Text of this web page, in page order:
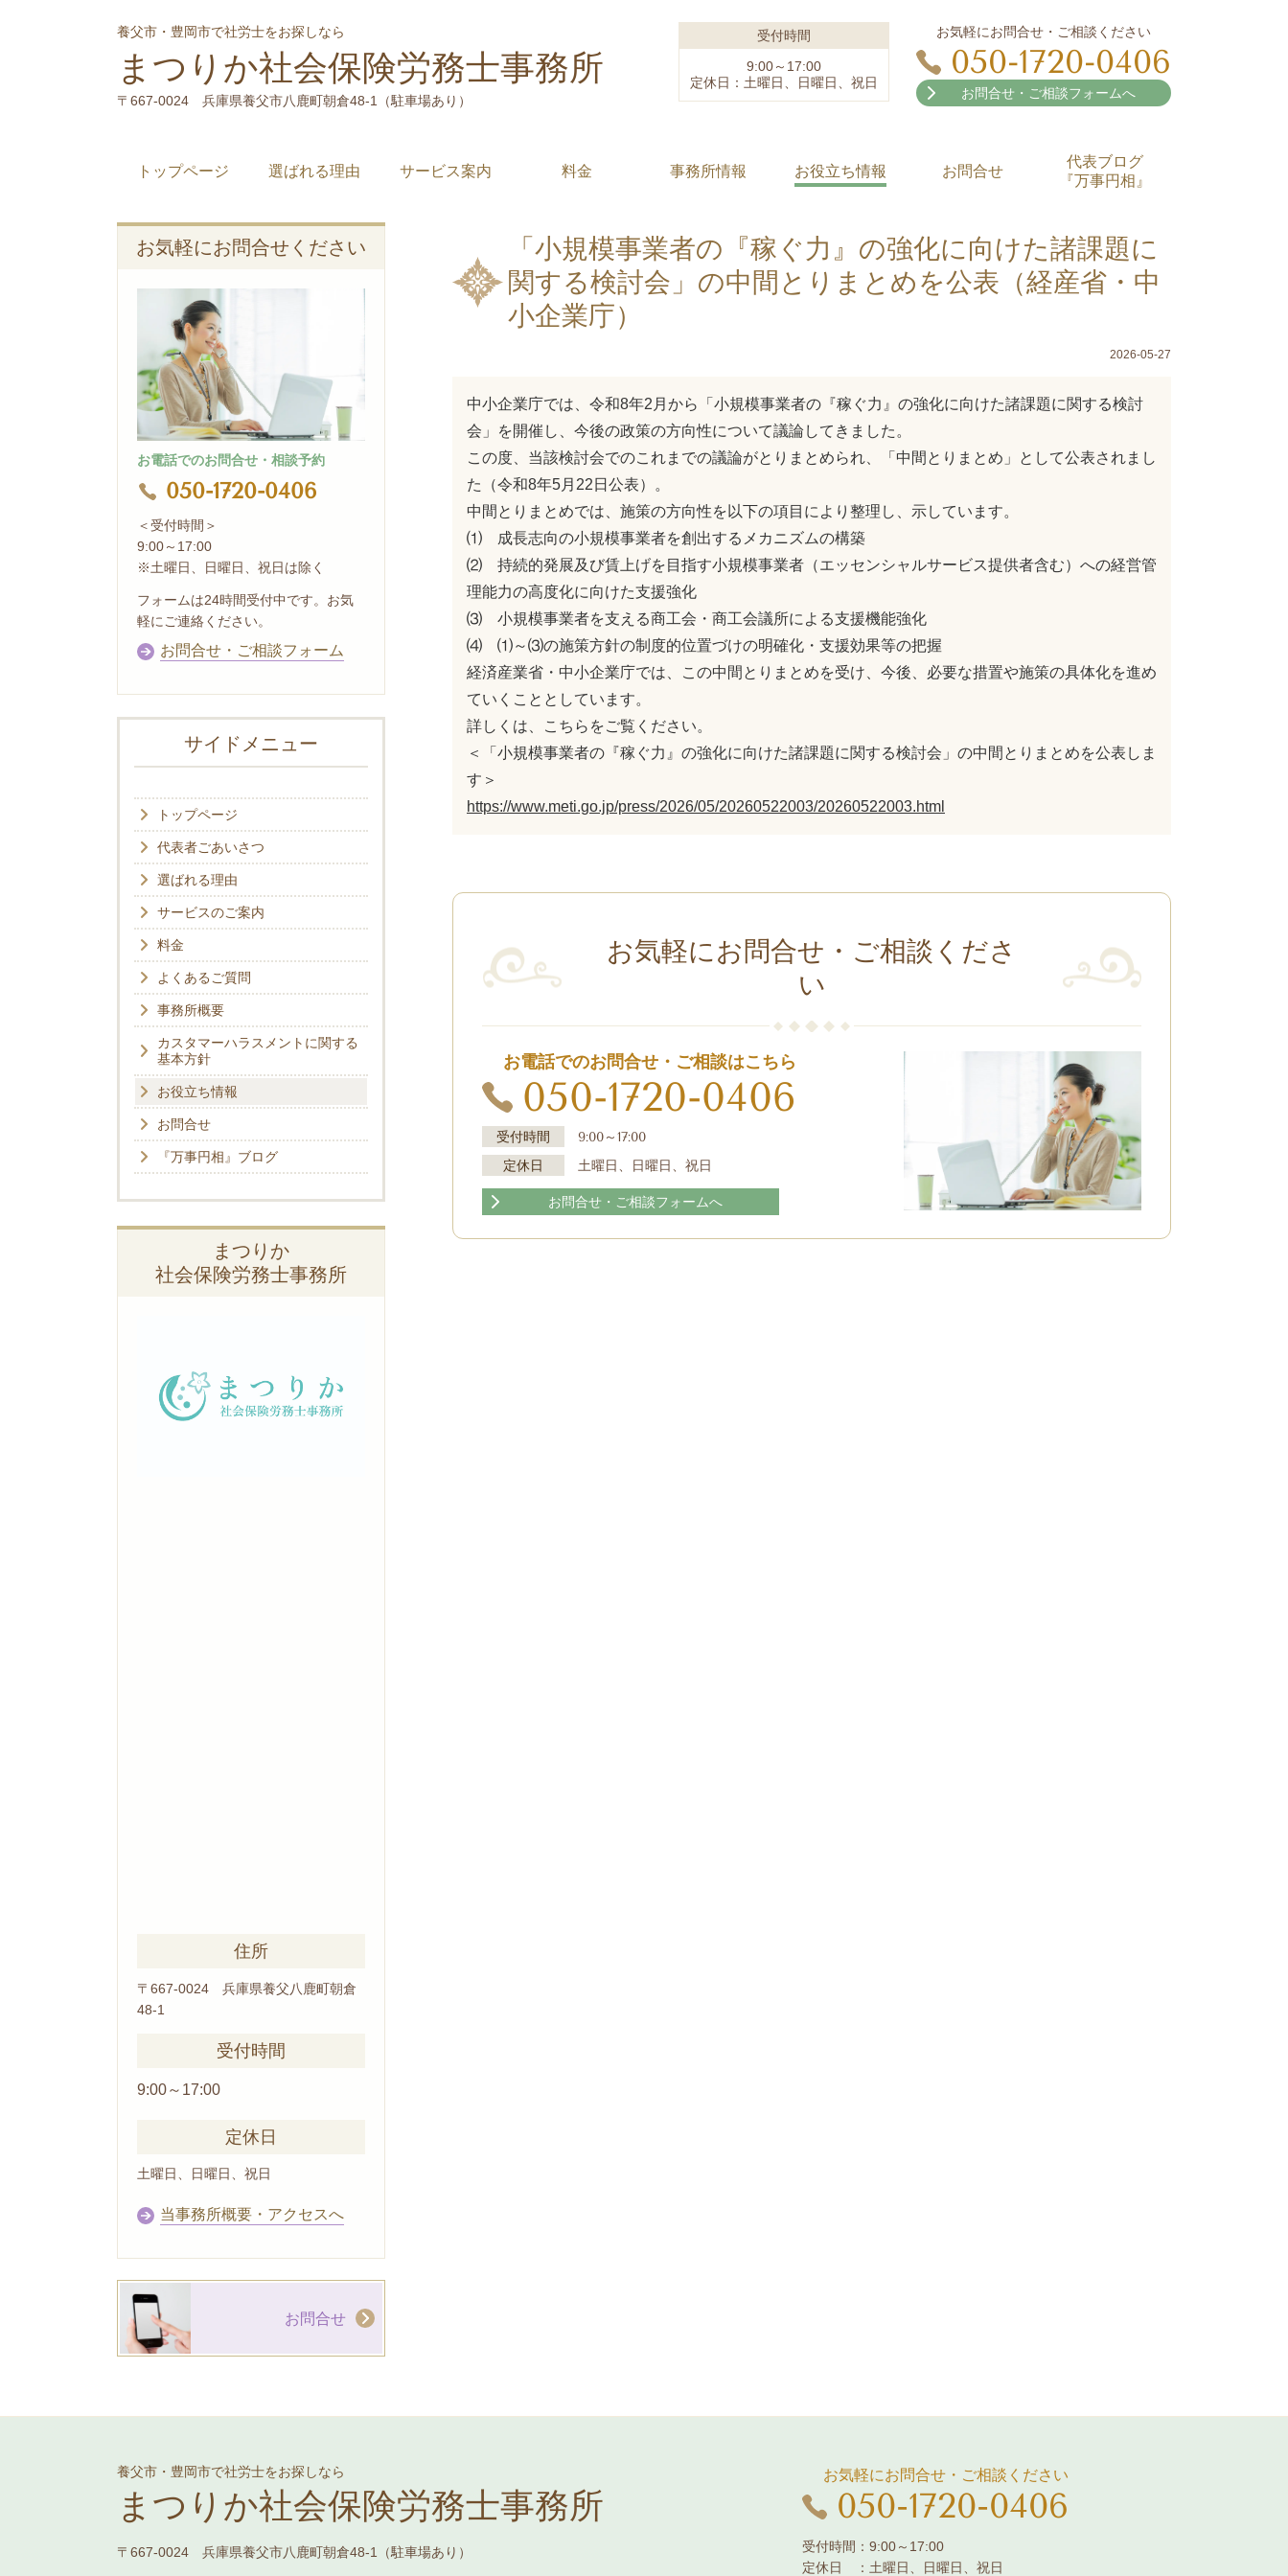
養父市・豊岡市で社労士をお探しなら
まつりか社会保険労務士事務所
〒667-0024 兵庫県養父市八鹿町朝倉48-1（駐車場あり）
受付時間
9:00～17:00
定休日：土曜日、日曜日、祝日
お気軽にお問合せ・ご相談ください
050-1720-0406
お問合せ・ご相談フォームへ
トップページ 選ばれる理由 サービス案内 料金 事務所情報 お役立ち情報 お問合せ
代表ブログ
『万事円相』
「小規模事業者の『稼ぐ力』の強化に向けた諸課題に
関する検討会」の中間とりまとめを公表（経産省・中
小企業庁）
2026-05-27
中小企業庁では、令和8年2月から「小規模事業者の『稼ぐ力』の強化に向けた諸課題に関する検討
会」を開催し、今後の政策の方向性について議論してきました。
この度、当該検討会でのこれまでの議論がとりまとめられ、「中間とりまとめ」として公表されまし
た（令和8年5月22日公表）。
中間とりまとめでは、施策の方向性を以下の項目により整理し、示しています。
⑴ 成長志向の小規模事業者を創出するメカニズムの構築
⑵ 持続的発展及び賃上げを目指す小規模事業者（エッセンシャルサービス提供者含む）への経営管
理能力の高度化に向けた支援強化
⑶ 小規模事業者を支える商工会・商工会議所による支援機能強化
⑷ ⑴～⑶の施策方針の制度的位置づけの明確化・支援効果等の把握
経済産業省・中小企業庁では、この中間とりまとめを受け、今後、必要な措置や施策の具体化を進め
ていくこととしています。
詳しくは、こちらをご覧ください。
＜「小規模事業者の『稼ぐ力』の強化に向けた諸課題に関する検討会」の中間とりまとめを公表しま
す＞
https://www.meti.go.jp/press/2026/05/20260522003/20260522003.html
お気軽にお問合せ・ご相談くださ
い
お電話でのお問合せ・ご相談はこちら
050-1720-0406
受付時間
9:00～17:00
定休日
土曜日、日曜日、祝日
お問合せ・ご相談フォームへ
お気軽にお問合せください
お電話でのお問合せ・相談予約
050-1720-0406
＜受付時間＞
9:00～17:00
※土曜日、日曜日、祝日は除く
フォームは24時間受付中です。お気
軽にご連絡ください。
お問合せ・ご相談フォーム
サイドメニュー
トップページ
代表者ごあいさつ
選ばれる理由
サービスのご案内
料金
よくあるご質問
事務所概要
カスタマーハラスメントに関する
基本方針
お役立ち情報
お問合せ
『万事円相』ブログ
まつりか
社会保険労務士事務所
住所
〒667-0024 兵庫県養父八鹿町朝倉
48-1
受付時間
9:00～17:00
定休日
土曜日、日曜日、祝日
当事務所概要・アクセスへ
お問合せ
養父市・豊岡市で社労士をお探しなら
まつりか社会保険労務士事務所
〒667-0024 兵庫県養父市八鹿町朝倉48-1（駐車場あり）
お気軽にお問合せ・ご相談ください
050-1720-0406
受付時間：9:00～17:00
定休日 ：土曜日、日曜日、祝日